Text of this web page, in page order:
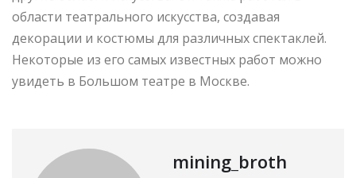
области театрального искусства, создавая
декорации и костюмы для различных спектаклей.
Некоторые из его самых известных работ можно
увидеть в Большом театре в Москве.
mining_broth